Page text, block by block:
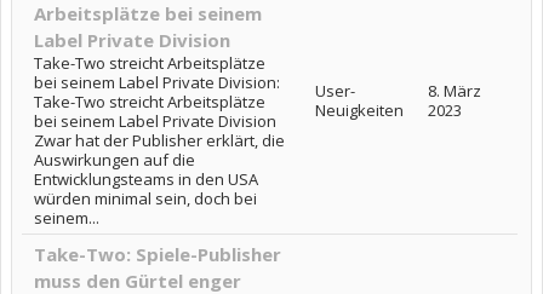
Arbeitsplätze bei seinem
Label Private Division
Take-Two streicht Arbeitsplätze
bei seinem Label Private Division:
Take-Two streicht Arbeitsplätze
bei seinem Label Private Division
Zwar hat der Publisher erklärt, die
Auswirkungen auf die
Entwicklungsteams in den USA
würden minimal sein, doch bei
seinem...
User-
Neuigkeiten
8. März
2023
Take-Two: Spiele-Publisher
muss den Gürtel enger